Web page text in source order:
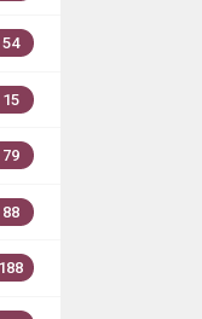
54
15
79
88
188